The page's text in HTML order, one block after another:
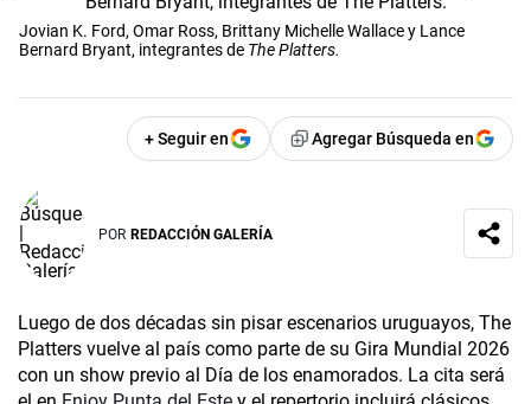
Jovian K. Ford, Omar Ross, Brittany Michelle Wallace y Lance
Bernard Bryant, integrantes de The Platters.
+ Seguir en Agregar Búsqueda en
POR REDACCIÓN GALERÍA
Luego de dos décadas sin pisar escenarios uruguayos, The
Platters vuelve al país como parte de su Gira Mundial 2026
con un show previo al Día de los enamorados. La cita será